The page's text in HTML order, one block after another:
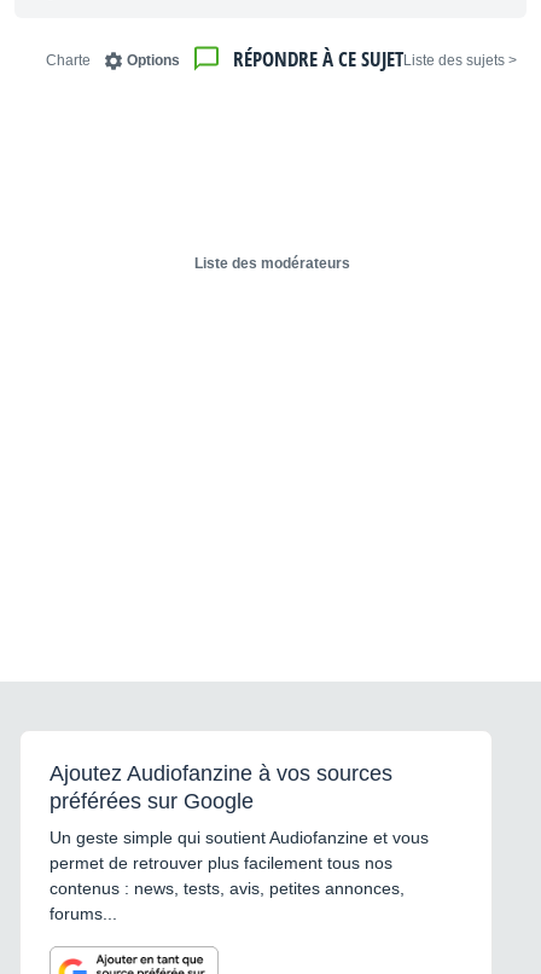
< Liste des sujets
RÉPONDRE À CE SUJET
Options
Charte
Liste des modérateurs
Ajoutez Audiofanzine à vos sources
préférées sur Google
Un geste simple qui soutient Audiofanzine et vous
permet de retrouver plus facilement tous nos
contenus : news, tests, avis, petites annonces,
forums...